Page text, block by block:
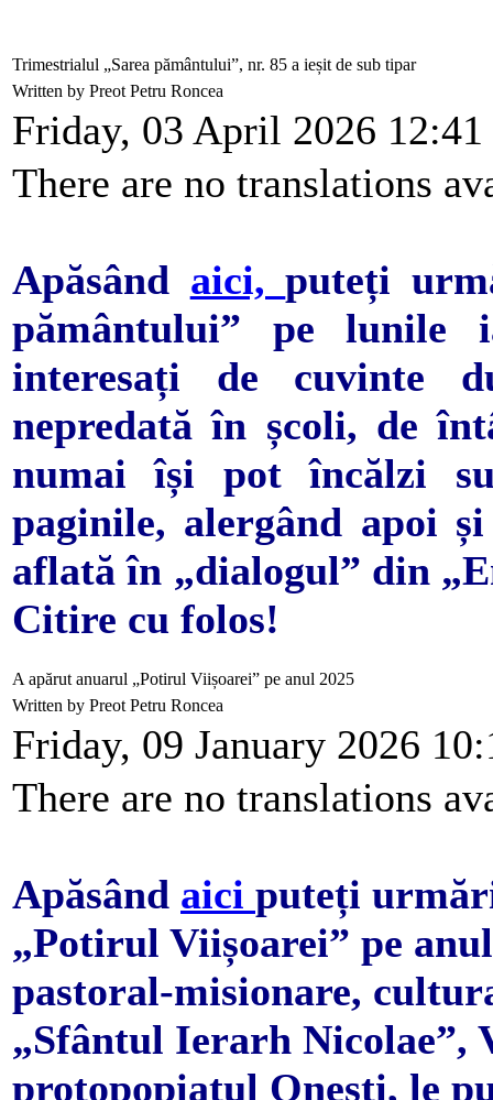
Trimestrialul „Sarea pământului”, nr. 85 a ieșit de sub tipar
Written by Preot Petru Roncea
Friday, 03 April 2026 12:41
There are no translations
Apăsând aici,puteți
pământului” pe lunile
interesați de cuvinte
nepredată în școli, de
numai își pot încălzi
paginile, alergând apoi
aflată în „dialogul” din
Citire cu folos!
A apărut anuarul „Potirul Viișoarei” pe anul 2025
Written by Preot Petru Roncea
Friday, 09 January 2026
There are no translations
Apăsând aici puteți
„Potirul Viișoarei” pe
pastoral-misionare,
„Sfântul Ierarh Nicolae”,
protopopiatul Onești, le